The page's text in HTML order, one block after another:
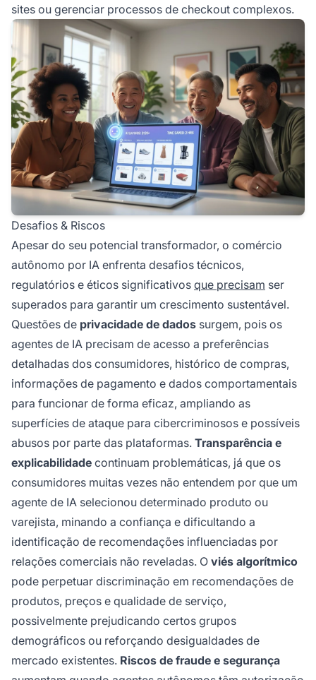
sites ou gerenciar processos de checkout complexos.
Desafios & Riscos
Apesar do seu potencial transformador, o comércio
autônomo por IA enfrenta desafios técnicos,
regulatórios e éticos significativos que precisam ser
superados para garantir um crescimento sustentável.
Questões de privacidade de dados surgem, pois os
agentes de IA precisam de acesso a preferências
detalhadas dos consumidores, histórico de compras,
informações de pagamento e dados comportamentais
para funcionar de forma eficaz, ampliando as
superfícies de ataque para cibercriminosos e possíveis
abusos por parte das plataformas. Transparência e
explicabilidade continuam problemáticas, já que os
consumidores muitas vezes não entendem por que um
agente de IA selecionou determinado produto ou
varejista, minando a confiança e dificultando a
identificação de recomendações influenciadas por
relações comerciais não reveladas. O viés algorítmico
pode perpetuar discriminação em recomendações de
produtos, preços e qualidade de serviço,
possivelmente prejudicando certos grupos
demográficos ou reforçando desigualdades de
mercado existentes. Riscos de fraude e segurança